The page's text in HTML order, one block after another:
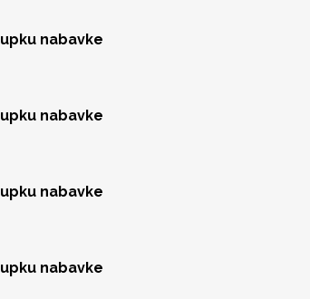
nabavke
nabavke
nabavke
nabavke